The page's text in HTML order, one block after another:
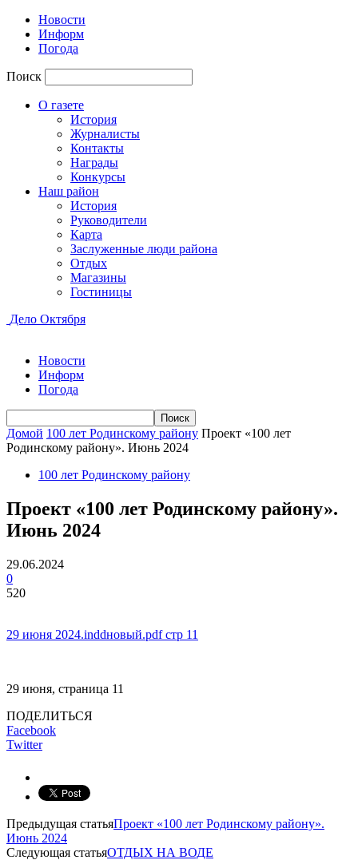
Новости
Информ
Погода
Поиск
О газете
История
Журналисты
Контакты
Награды
Конкурсы
Наш район
История
Руководители
Карта
Заслуженные люди района
Отдых
Магазины
Гостиницы
Дело Октября
Новости
Информ
Погода
Домой 100 лет Родинскому району Проект «100 лет
Родинскому району». Июнь 2024
100 лет Родинскому району
Проект «100 лет Родинскому району».
Июнь 2024
29.06.2024
0
520
29 июня 2024.inddновый.pdf стр 11
29 июня, страница 11
ПОДЕЛИТЬСЯ
Facebook
Twitter
Предыдущая статьяПроект «100 лет Родинскому району».
Июнь 2024
Следующая статьяОТДЫХ НА ВОДЕ